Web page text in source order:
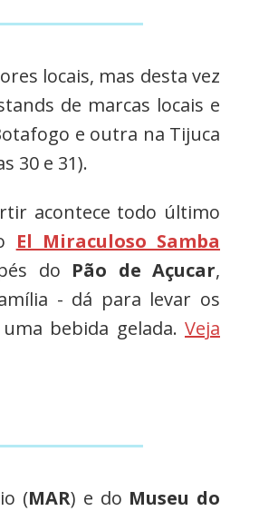
locais, mas desta vez
de marcas locais e
e outra na Tijuca
30 e 31).
acontece todo último
El Miraculoso Samba
do Pão de Açucar,
- dá para levar os
bebida gelada. Veja
(MAR) e do Museu do